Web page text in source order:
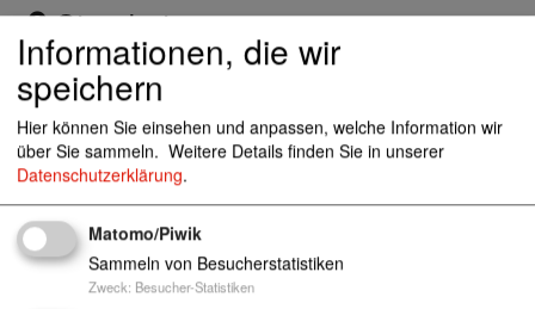
Standorte
Elisabethstr.45-47, 32756 Detmold
begegnungszentrum-dt@awo-lippe.de
(0 52 31) 3 99 92
http://www.awo-lippe.de
(0 52 31) 96 25 43
Informationen, die wir
speichern
Hier können Sie einsehen und anpassen, welche Information wir
über Sie sammeln. Weitere Details finden Sie in unserer
Datenschutzerklärung.
Matomo/Piwik
Sammeln von Besucherstatistiken
Zweck: Besucher-Statistiken